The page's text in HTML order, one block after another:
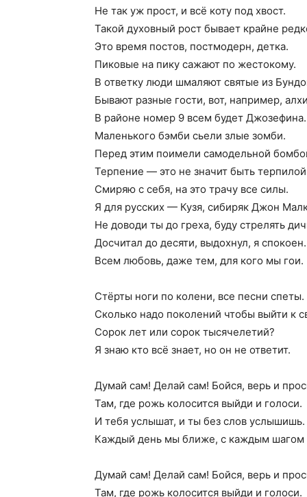
Не так уж прост, и всё коту под хвост.
Такой духовный рост бывает крайне
Это время постов, постмодерн, детка.
Пиковые на пику сажают по жестокому.
В ответку люди шмаляют святые из
Бывают разные гости, вот, например,
В районе номер 9 всем будет Джозефина.
Маленького бэмби сьели злые зомби.
Перед этим поимели самодельной
Терпение — это не значит быть
Смиряю с себя, на это трачу все силы.
Я для русских — Кузя, сибиряк Джон
Не доводи ты до греха, буду стрелять
Досчитал до десяти, выдохнул, я спокоен.
Всем любовь, даже тем, для кого мы гои.
Стёрты ноги по колени, все песни спеты.
Сколько надо поколений чтобы выйти к
Сорок лет или сорок тысячелетий?
Я знаю кто всё знает, но он не ответит.
Думай сам! Делай сам! Бойся, верь и
Там, где рожь колосится выйди и голоси.
И тебя услышат, и ты без слов услышишь.
Каждый день мы ближе, с каждым шагом
Думай сам! Делай сам! Бойся, верь и
Там, где рожь колосится выйди и голоси.